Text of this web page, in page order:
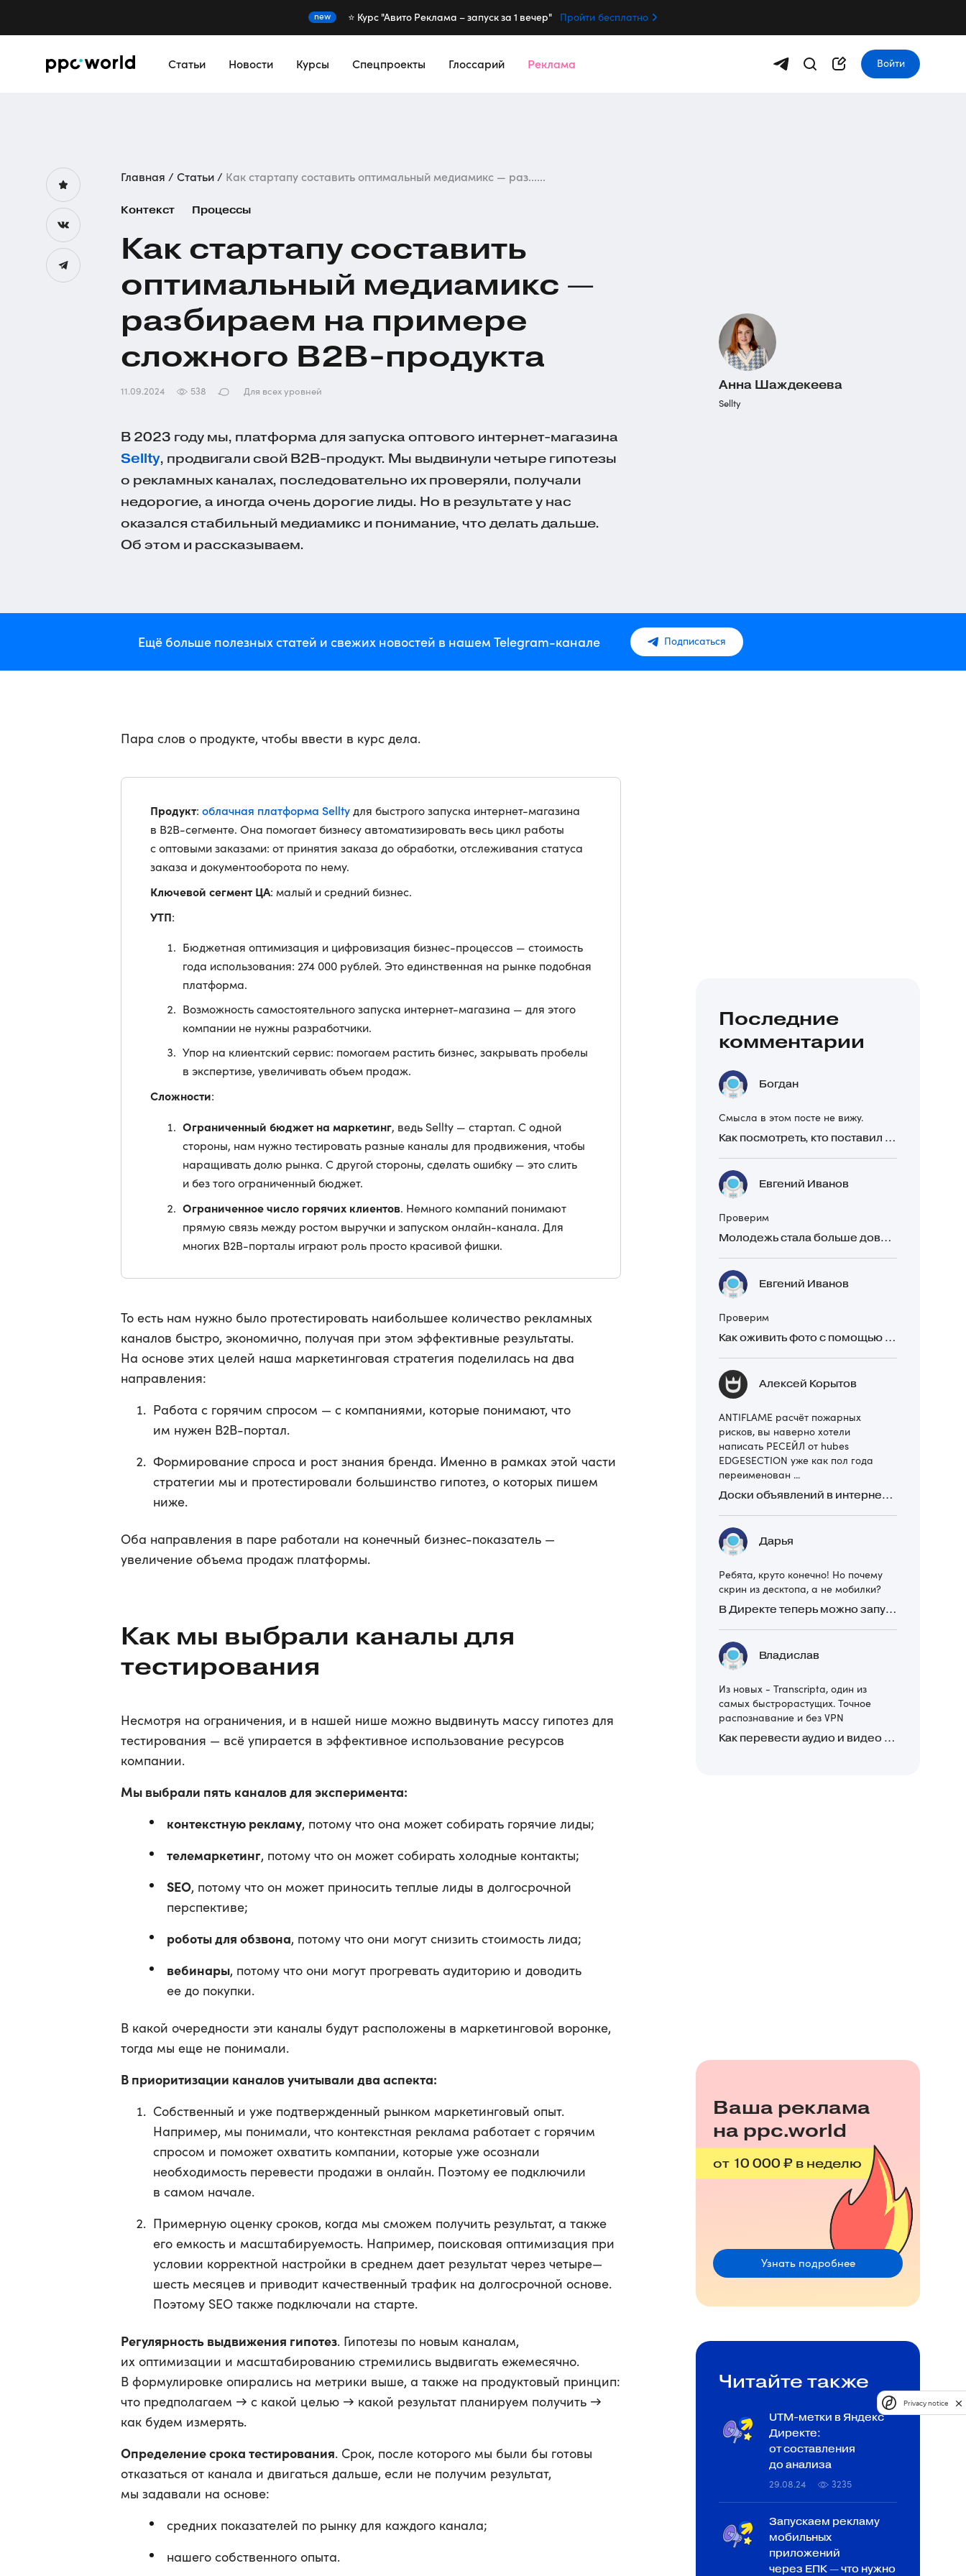
new ⭐️ Курс "Авито Реклама – запуск за 1 вечер" Пройти бесплатно
Статьи Новости Курсы Спецпроекты Глоссарий Реклама Войти
Главная Статьи Как стартапу составить оптимальный медиамикс — раз......
Контекст Процессы
Как стартапу составить
оптимальный медиамикс —
разбираем на примере
сложного B2B-продукта
11.09.2024 538 Для всех уровней
В 2023 году мы, платформа для запуска оптового интернет-магазина
Sellty, продвигали свой B2B-продукт. Мы выдвинули четыре гипотезы
о рекламных каналах, последовательно их проверяли, получали
недорогие, а иногда очень дорогие лиды. Но в результате у нас
оказался стабильный медиамикс и понимание, что делать дальше.
Об этом и рассказываем.
Анна Шаждекеева
Sellty
Ещё больше полезных статей и свежих новостей в нашем Telegram-канале Подписаться
Пара слов о продукте, чтобы ввести в курс дела.
Продукт: облачная платформа Sellty для быстрого запуска интернет-магазина
в B2B-сегменте. Она помогает бизнесу автоматизировать весь цикл работы
с оптовыми заказами: от принятия заказа до обработки, отслеживания статуса
заказа и документооборота по нему.
Ключевой сегмент ЦА: малый и средний бизнес.
УТП:
Бюджетная оптимизация и цифровизация бизнес-процессов — стоимость
года использования: 274 000 рублей. Это единственная на рынке подобная
платформа.
Возможность самостоятельного запуска интернет-магазина — для этого
компании не нужны разработчики.
Упор на клиентский сервис: помогаем растить бизнес, закрывать пробелы
в экспертизе, увеличивать объем продаж.
Сложности:
Ограниченный бюджет на маркетинг, ведь Sellty — стартап. С одной
стороны, нам нужно тестировать разные каналы для продвижения, чтобы
наращивать долю рынка. С другой стороны, сделать ошибку — это слить
и без того ограниченный бюджет.
Ограниченное число горячих клиентов. Немного компаний понимают
прямую связь между ростом выручки и запуском онлайн-канала. Для
многих B2B-порталы играют роль просто красивой фишки.
То есть нам нужно было протестировать наибольшее количество рекламных
каналов быстро, экономично, получая при этом эффективные результаты.
На основе этих целей наша маркетинговая стратегия поделилась на два
направления:
Работа с горячим спросом — с компаниями, которые понимают, что
им нужен B2B-портал.
Формирование спроса и рост знания бренда. Именно в рамках этой части
стратегии мы и протестировали большинство гипотез, о которых пишем
ниже.
Оба направления в паре работали на конечный бизнес-показатель —
увеличение объема продаж платформы.
Как мы выбрали каналы для
тестирования
Несмотря на ограничения, и в нашей нише можно выдвинуть массу гипотез для
тестирования — всё упирается в эффективное использование ресурсов
компании.
Мы выбрали пять каналов для эксперимента:
контекстную рекламу, потому что она может собирать горячие лиды;
телемаркетинг, потому что он может собирать холодные контакты;
SEO, потому что он может приносить теплые лиды в долгосрочной
перспективе;
роботы для обзвона, потому что они могут снизить стоимость лида;
вебинары, потому что они могут прогревать аудиторию и доводить
ее до покупки.
В какой очередности эти каналы будут расположены в маркетинговой воронке,
тогда мы еще не понимали.
В приоритизации каналов учитывали два аспекта:
Собственный и уже подтвержденный рынком маркетинговый опыт.
Например, мы понимали, что контекстная реклама работает с горячим
спросом и поможет охватить компании, которые уже осознали
необходимость перевести продажи в онлайн. Поэтому ее подключили
в самом начале.
Примерную оценку сроков, когда мы сможем получить результат, а также
его емкость и масштабируемость. Например, поисковая оптимизация при
условии корректной настройки в среднем дает результат через четыре—
шесть месяцев и приводит качественный трафик на долгосрочной основе.
Поэтому SEO также подключали на старте.
Регулярность выдвижения гипотез. Гипотезы по новым каналам,
их оптимизации и масштабированию стремились выдвигать ежемесячно.
В формулировке опирались на метрики выше, а также на продуктовый принцип:
что предполагаем → с какой целью → какой результат планируем получить →
как будем измерять.
Определение срока тестирования. Срок, после которого мы были бы готовы
отказаться от канала и двигаться дальше, если не получим результат,
мы задавали на основе:
средних показателей по рынку для каждого канала;
нашего собственного опыта.
Последние
комментарии
Богдан
Смысла в этом посте не вижу.
Как посмотреть, кто поставил реакцию в Telegram
Евгений Иванов
Проверим
Молодежь стала больше доверять рекомендациям в закрытых Telegram-чатах, чем официальной рекламе
Евгений Иванов
Проверим
Как оживить фото с помощью нейросетей в 2026 году: 17 бесплатных онлайн-сервисов, приложений и ботов
Алексей Корытов
ANTIFLAME расчёт пожарных
рисков, вы наверно хотели
написать РЕСЕЙЛ от hubes
EDGESECTION уже как пол года
переименован ...
Доски объявлений в интернете: какие лучше и безопаснее? Сравниваем 5 популярных
Дарья
Ребята, круто конечно! Но почему
скрин из десктопа, а не мобилки?
В Директе теперь можно запускать Премиум-билборд для мобильных устройств
Владислав
Из новых - Transcripta, один из
самых быстрорастущих. Точное
распознавание и без VPN
Как перевести аудио и видео в текст: обзор 24 нейросетей, программ и сервисов для транскрибации
Ваша реклама
на ppc.world
от 10 000 ₽ в неделю
Узнать подробнее
Читайте также
UTM-метки в Яндекс
Директе:
от составления
до анализа
29.08.24 3235
Запускаем рекламу
мобильных
приложений
через ЕПК — что нужно
Privacy notice